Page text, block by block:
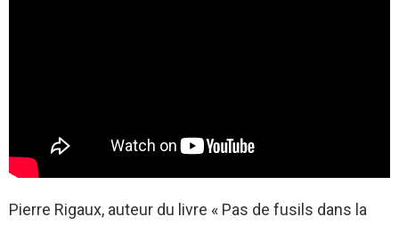
Pierre Rigaux, auteur du livre « Pas de fusils dans la